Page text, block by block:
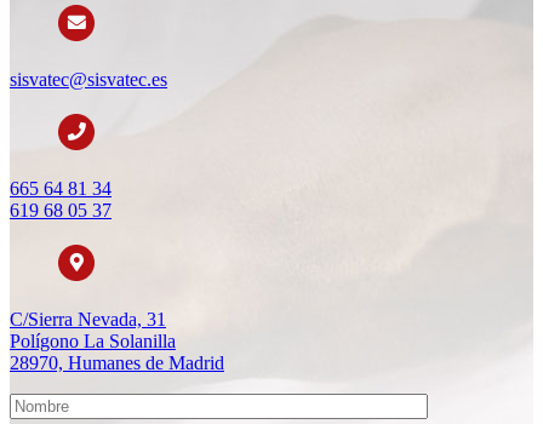
sisvatec@sisvatec.es
665 64 81 34
619 68 05 37
C/Sierra Nevada, 31
Polígono La Solanilla
28970, Humanes de Madrid